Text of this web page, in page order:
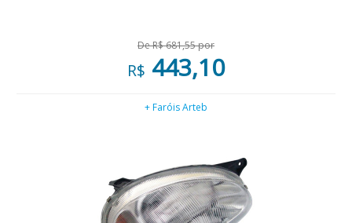
De R$ 681,55 por
R$ 443,10
+ Faróis Arteb